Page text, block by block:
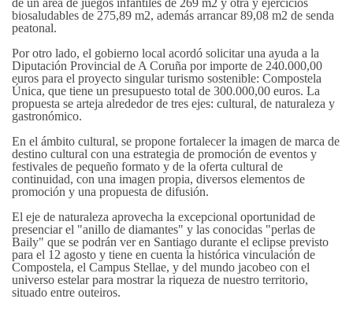
de un área de juegos infantiles de 269 m2 y otra y ejercicios
biosaludables de 275,89 m2, además arrancar 89,08 m2 de senda
peatonal.
Por otro lado, el gobierno local acordó solicitar una ayuda a la
Diputación Provincial de A Coruña por importe de 240.000,00
euros para el proyecto singular turismo sostenible: Compostela
Única, que tiene un presupuesto total de 300.000,00 euros. La
propuesta se arteja alrededor de tres ejes: cultural, de naturaleza y
gastronómico.
En el ámbito cultural, se propone fortalecer la imagen de marca de
destino cultural con una estrategia de promoción de eventos y
festivales de pequeño formato y de la oferta cultural de
continuidad, con una imagen propia, diversos elementos de
promoción y una propuesta de difusión.
El eje de naturaleza aprovecha la excepcional oportunidad de
presenciar el "anillo de diamantes" y las conocidas "perlas de
Baily" que se podrán ver en Santiago durante el eclipse previsto
para el 12 agosto y tiene en cuenta la histórica vinculación de
Compostela, el Campus Stellae, y del mundo jacobeo con el
universo estelar para mostrar la riqueza de nuestro territorio,
situado entre outeiros.